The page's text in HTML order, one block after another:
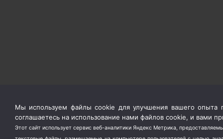
Мы используем файлы cookie для улучшения вашего опыта
соглашаетесь на использование нами файлов cookie, и вами
Этот сайт использует сервис веб-аналитики Яндекс Метрика,